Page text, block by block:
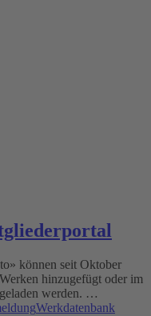
können seit Oktober
hinzugefügt oder im
werden. …
Werkdatenbank